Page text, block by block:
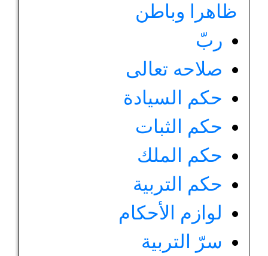
ظاهرا وباطن
ربّ
صلاحه تعالى
حكم السيادة
حكم الثبات
حكم الملك
حكم التربية
لوازم الأحكام
سرّ التربية